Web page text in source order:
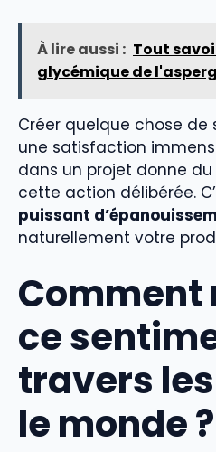
À lire aussi : Tout
glycémique de
Créer quelque chose de
une satisfaction
dans un projet donne du
cette action délibérée.
puissant
naturellement votre
Comment
ce
travers
le monde ?